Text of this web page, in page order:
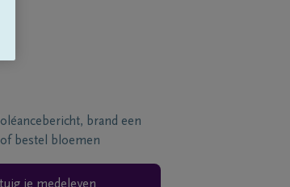
brand een
of bestel bloemen